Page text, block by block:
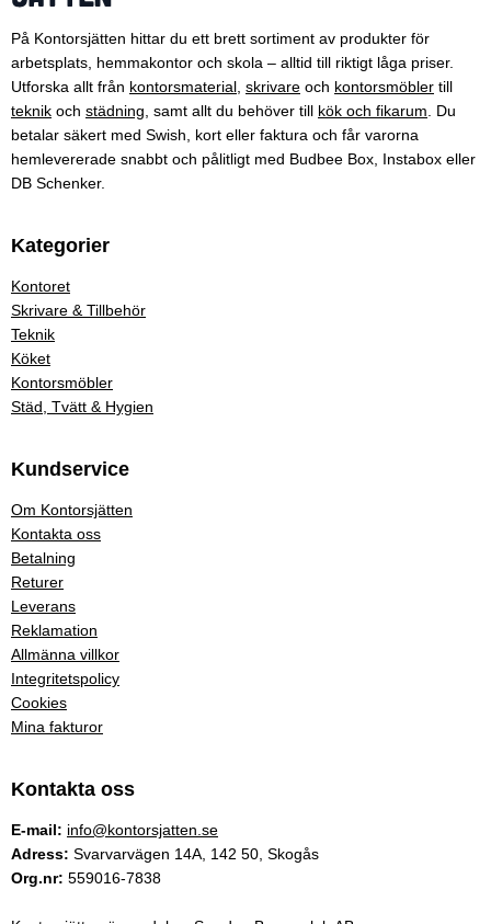
På Kontorsjätten hittar du ett brett sortiment av produkter för
arbetsplats, hemmakontor och skola – alltid till riktigt låga priser.
Utforska allt från kontorsmaterial skrivare och kontorsmöbler till
teknik och städning , samt allt du behöver till kök och fikarum . Du
betalar säkert med Swish, kort eller faktura och får varorna
hemlevererade snabbt och pålitligt med Budbee Box, Instabox eller
DB Schenker.
Kategorier
Kontoret
Skrivare & Tillbehör
Teknik
Köket
Kontorsmöbler
Städ, Tvätt & Hygien
Kundservice
Om Kontorsjätten
Kontakta oss
Betalning
Returer
Leverans
Reklamation
Allmänna villkor
Integritetspolicy
Cookies
Mina fakturor
Kontakta oss
E-mail: info@kontorsjatten.se
Adress: Svarvarvägen 14A, 142 50, Skogås
Org.nr: 559016-7838